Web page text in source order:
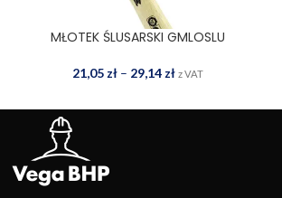
WYBIERZ OPCJE
MŁOTEK ŚLUSARSKI GMLOSLU
21,05 zł – 29,14 zł z VAT